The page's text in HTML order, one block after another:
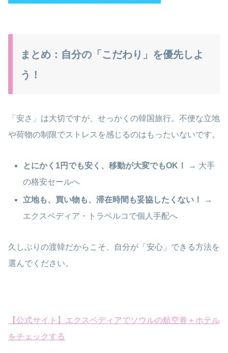
まとめ：自分の「こだわり」を優先しよ
う！
「安さ」は大切ですが、せっかくの韓国旅行。不便な立地
や荷物の制限でストレスを感じるのはもったいないです。
とにかく1円でも安く、移動が大変でもOK！
→ 大手
の格安セールへ
立地も、買い物も、滞在時間も妥協したくない！
→
エクスペディア・トラベルコで個人手配へ
久しぶりの渡韓だからこそ、自分が「安心」できる方法を
選んでください。
【公式サイト】エクスペディアでソウルの航空券＋ホテル
をチェックする